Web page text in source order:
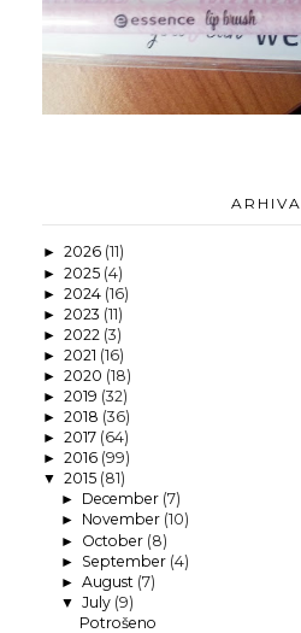
ARHIVA
► 2026 (11)
► 2025 (4)
► 2024 (16)
► 2023 (11)
► 2022 (3)
► 2021 (16)
► 2020 (18)
► 2019 (32)
► 2018 (36)
► 2017 (64)
► 2016 (99)
▼ 2015 (81)
► December (7)
► November (10)
► October (8)
► September (4)
► August (7)
▼ July (9)
Potrošeno